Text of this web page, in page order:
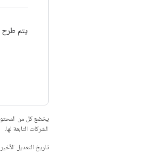
يتم طرح
يخضع كل من
الشركات التابعة لها.
تاريخ التعديل الأخير: 2026-06-22 (حسب التوقيت العالمي المتفَّق عليه)